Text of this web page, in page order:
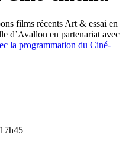
films récents Art & essai en
d’Avallon en partenariat avec
la programmation du Ciné-